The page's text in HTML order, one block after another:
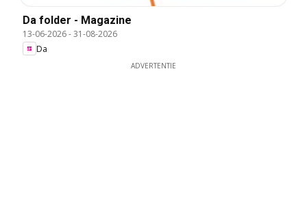
Da folder - Magazine
13-06-2026-31-08-2026
Da
ADVERTENTIE